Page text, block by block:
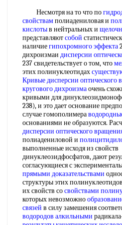
Несмотря на то что по
свойствамполиадениловая и
кислотыв нейтральных и
представляютсобой
наличиегипохромного эффекта
дихроизмаи дисперсии
237 свидетельствует о том, что
этих полинуклеотидах
Кривые дисперсии оптического
кругового дихроизмаочень
кривыми для
238), и это дает основание
случае гомополимера
основаниями не образуются.
дисперсии оптического
полиадениловой и
выполненные исходя из свойств
динуклеозидфосфатов, дают
согласующиеся с
прямыми доказательствами
структуры этих
их свойств сосвойствами
которых невозможно
связей в силу замешения
водородов алкильными